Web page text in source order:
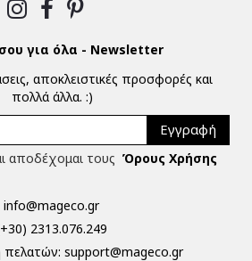
για όλα - Newsletter
αποκλειστικές προσφορές και
πολλά άλλα. :)
Εγγραφή
αποδέχομαι τους Όρους Χρήσης
info@mageco.gr
2313.076.249
πελατών: support@mageco.gr